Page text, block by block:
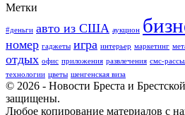
Метки
#деньги авто из США аукцион
номер гаджеты игра интерьер маркетинг
отдых офис приложения развлечения смс-
технологии цветы шенгенская виза
© 2026 - Новости Бреста и
защищены.
Любое копирование материалов с